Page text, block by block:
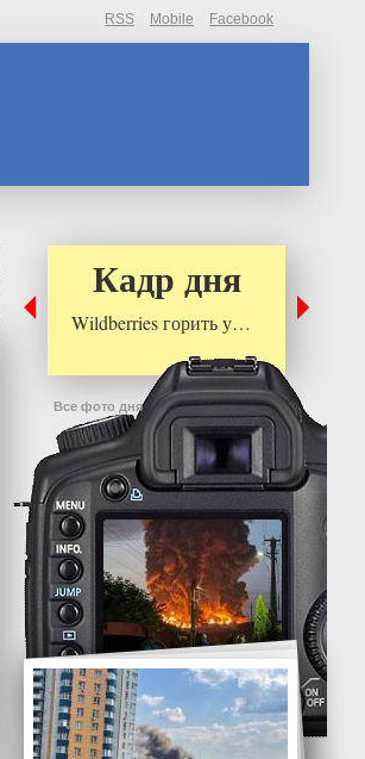
RSS Mobile Facebook
Кадр дня
Wildberries горить у…
Все фото дня